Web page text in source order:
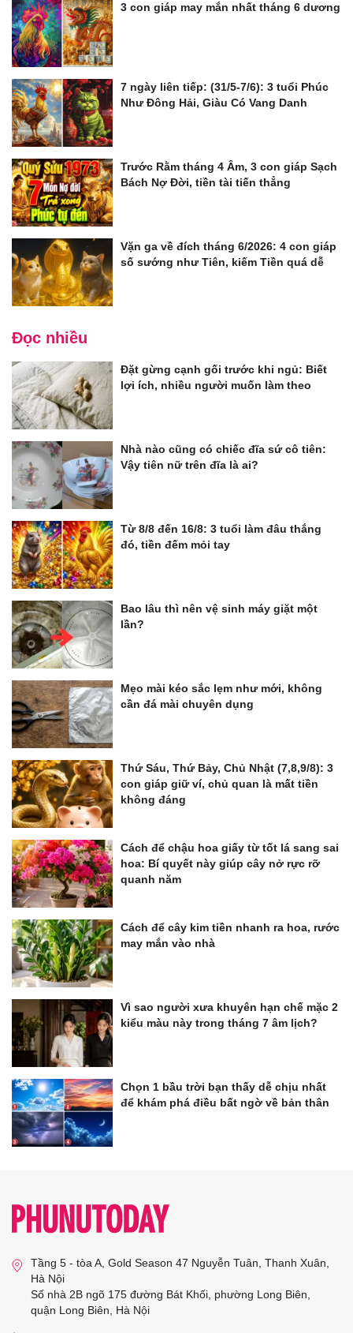
3 con giáp may mắn nhất tháng 6 dương
7 ngày liên tiếp: (31/5-7/6): 3 tuổi Phúc
Như Đông Hải, Giàu Có Vang Danh
Trước Rằm tháng 4 Âm, 3 con giáp Sạch
Bách Nợ Đời, tiền tài tiến thẳng
Vặn ga về đích tháng 6/2026: 4 con giáp
số sướng như Tiên, kiếm Tiền quá dễ
Đọc nhiều
Đặt gừng cạnh gối trước khi ngủ: Biết
lợi ích, nhiều người muốn làm theo
Nhà nào cũng có chiếc đĩa sứ cô tiên:
Vậy tiên nữ trên đĩa là ai?
Từ 8/8 đến 16/8: 3 tuổi làm đâu thắng
đó, tiền đếm mỏi tay
Bao lâu thì nên vệ sinh máy giặt một
lần?
Mẹo mài kéo sắc lẹm như mới, không
cần đá mài chuyên dụng
Thứ Sáu, Thứ Bảy, Chủ Nhật (7,8,9/8): 3
con giáp giữ ví, chủ quan là mất tiền
không đáng
Cách để chậu hoa giấy từ tốt lá sang sai
hoa: Bí quyết này giúp cây nở rực rỡ
quanh năm
Cách để cây kim tiền nhanh ra hoa, rước
may mắn vào nhà
Vì sao người xưa khuyên hạn chế mặc 2
kiểu màu này trong tháng 7 âm lịch?
Chọn 1 bầu trời bạn thấy dễ chịu nhất
để khám phá điều bất ngờ về bản thân
Tầng 5 - tòa A, Gold Season 47 Nguyễn Tuân, Thanh Xuân,
Hà Nội
Số nhà 2B ngõ 175 đường Bát Khối, phường Long Biên,
quận Long Biên, Hà Nội